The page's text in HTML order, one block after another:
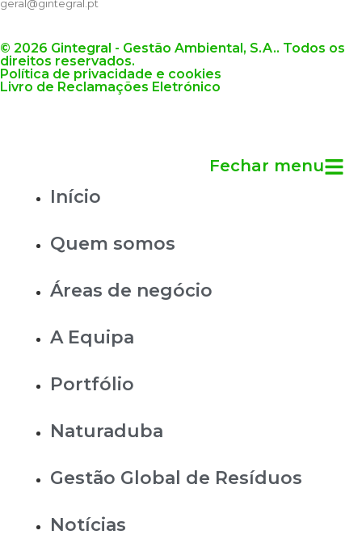
geral@gintegral.pt
© 2026 Gintegral - Gestão Ambiental, S.A.. Todos os
direitos reservados.
Política de privacidade e cookies
Livro de Reclamações Eletrónico
Fechar menu
Início
Quem somos
Áreas de negócio
A Equipa
Portfólio
Naturaduba
Gestão Global de Resíduos
Notícias